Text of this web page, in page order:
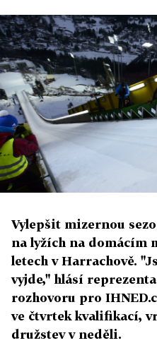
Vylepšit mizernou
na lyžích na domácím
letech v Harrachově.
vyjde," hlásí
rozhovoru pro
ve čtvrtek kvalifikací,
družstev v neděli.